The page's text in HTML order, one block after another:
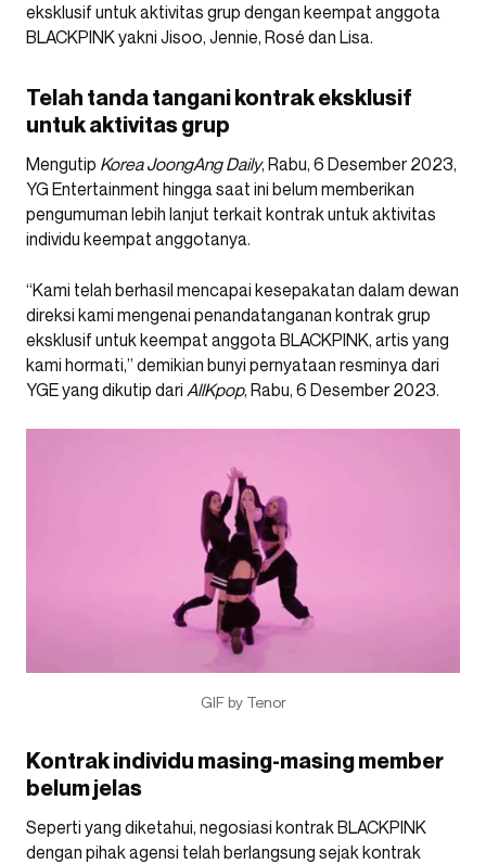
eksklusif untuk aktivitas grup dengan keempat anggota
BLACKPINK yakni Jisoo, Jennie, Rosé dan Lisa.
Telah tanda tangani kontrak eksklusif
untuk aktivitas grup
Mengutip Korea JoongAng Daily, Rabu, 6 Desember 2023,
YG Entertainment hingga saat ini belum memberikan
pengumuman lebih lanjut terkait kontrak untuk aktivitas
individu keempat anggotanya.
“Kami telah berhasil mencapai kesepakatan dalam dewan
direksi kami mengenai penandatanganan kontrak grup
eksklusif untuk keempat anggota BLACKPINK, artis yang
kami hormati,” demikian bunyi pernyataan resminya dari
YGE yang dikutip dari AllKpop, Rabu, 6 Desember 2023.
GIF by Tenor
Kontrak individu masing-masing member
belum jelas
Seperti yang diketahui, negosiasi kontrak BLACKPINK
dengan pihak agensi telah berlangsung sejak kontrak